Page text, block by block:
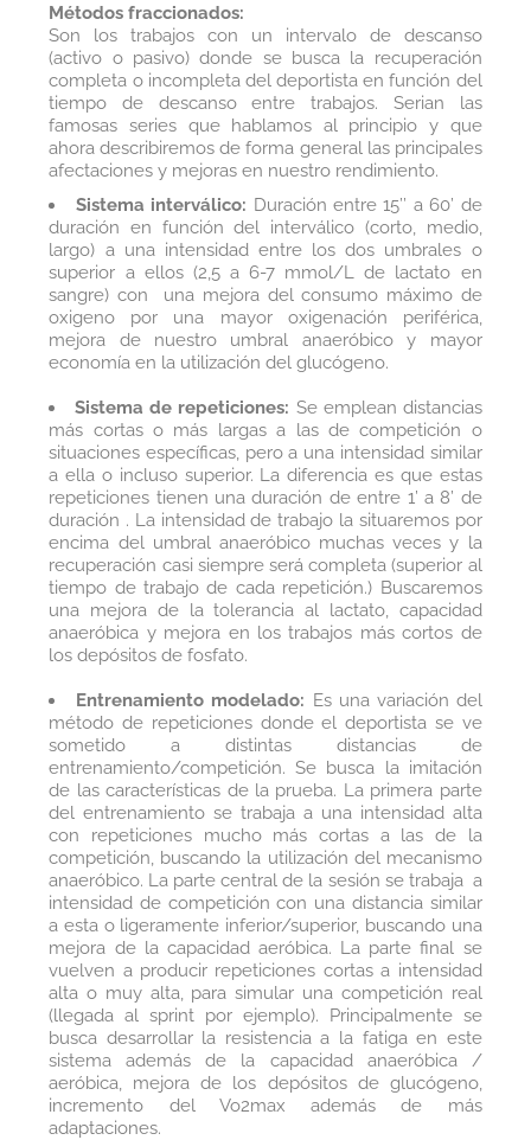
Métodos fraccionados:
Son los trabajos con un intervalo de descanso
(activo o pasivo) donde se busca la recuperación
completa o incompleta del deportista en función del
tiempo de descanso entre trabajos. Serian las
famosas series que hablamos al principio y que
ahora describiremos de forma general las principales
afectaciones y mejoras en nuestro rendimiento.
Sistema interválico: Duración entre 15’’ a 60’ de
duración en función del interválico (corto, medio,
largo) a una intensidad entre los dos umbrales o
superior a ellos (2,5 a 6-7 mmol/L de lactato en
sangre) con una mejora del consumo máximo de
oxigeno por una mayor oxigenación periférica,
mejora de nuestro umbral anaeróbico y mayor
economía en la utilización del glucógeno.
Sistema de repeticiones: Se emplean distancias
más cortas o más largas a las de competición o
situaciones específicas, pero a una intensidad similar
a ella o incluso superior. La diferencia es que estas
repeticiones tienen una duración de entre 1’ a 8’ de
duración . La intensidad de trabajo la situaremos por
encima del umbral anaeróbico muchas veces y la
recuperación casi siempre será completa (superior al
tiempo de trabajo de cada repetición.) Buscaremos
una mejora de la tolerancia al lactato, capacidad
anaeróbica y mejora en los trabajos más cortos de
los depósitos de fosfato.
Entrenamiento modelado: Es una variación del
método de repeticiones donde el deportista se ve
sometido a distintas distancias de
entrenamiento/competición. Se busca la imitación
de las características de la prueba. La primera parte
del entrenamiento se trabaja a una intensidad alta
con repeticiones mucho más cortas a las de la
competición, buscando la utilización del mecanismo
anaeróbico. La parte central de la sesión se trabaja a
intensidad de competición con una distancia similar
a esta o ligeramente inferior/superior, buscando una
mejora de la capacidad aeróbica. La parte final se
vuelven a producir repeticiones cortas a intensidad
alta o muy alta, para simular una competición real
(llegada al sprint por ejemplo). Principalmente se
busca desarrollar la resistencia a la fatiga en este
sistema además de la capacidad anaeróbica /
aeróbica, mejora de los depósitos de glucógeno,
incremento del Vo2max además de más
adaptaciones.